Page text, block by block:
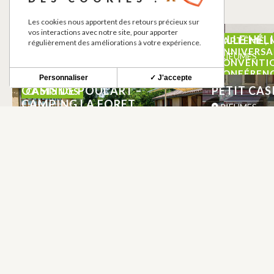
CARREFOUR MARKET
BAPTÊME,
LOCATION
SALLE
RIEUMES
CAMPINGS
OASIS DE POUL’ART –
CAMPING LA FORET
PETIT
RIEUMES
Les cookies nous apportent des retours précieux sur
vos interactions avec notre site, pour apporter
régulièrement des améliorations à votre expérience.
✓ J'accepte
Personnaliser